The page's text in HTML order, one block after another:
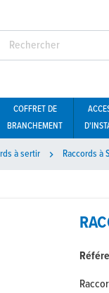
COFFRET DE
BRANCHEMENT
à sertir  Raccords à